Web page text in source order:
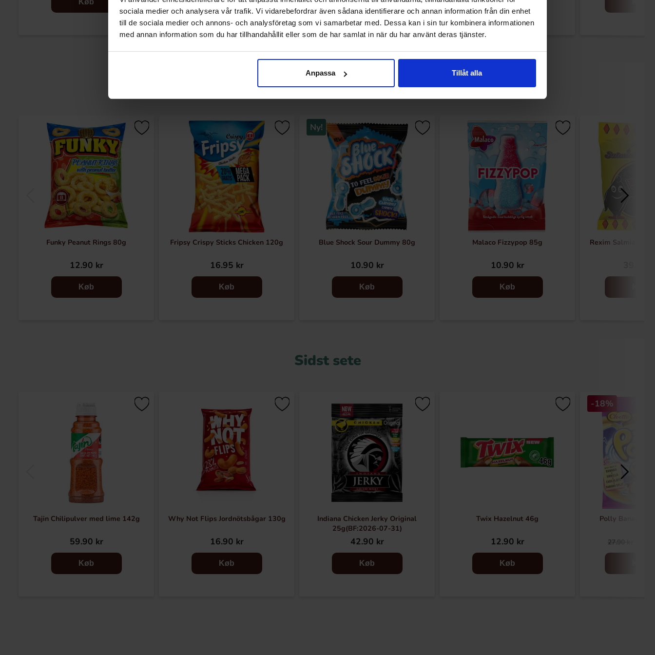
sociala medier och analysera vår trafik. Vi vidarebefordrar även sådana identifierare och annan information från din enhet
till de sociala medier och annons- och analysföretag som vi samarbetar med. Dessa kan i sin tur kombinera informationen
med annan information som du har tillhandahållit eller som de har samlat in när du har använt deras tjänster.
Anpassa Tillåt alla
Køb Køb Køb Køb
Andre kunne lide
Funky Peanut Rings 80g
12.90 kr
Køb
Fripsy Crispy Sticks Chicken 120g
16.95 kr
Køb
Ny!
Blue Shock Sour Dummy 80g
10.90 kr
Køb
Malaco Fizzypop 85g
10.90 kr
Køb
Rexim Salmiak-
Sidst sete
Tajin Chilipulver med lime 142g
59.90 kr
Køb
Why Not Flips Jordnötsbågar 130g
16.90 kr
Køb
Indiana Chicken Jerky Original
25g(BF:2026-07-31)
42.90 kr
Køb
Twix Hazelnut 46g
12.90 kr
Køb
-18%
Polly Banana
27.90 kr